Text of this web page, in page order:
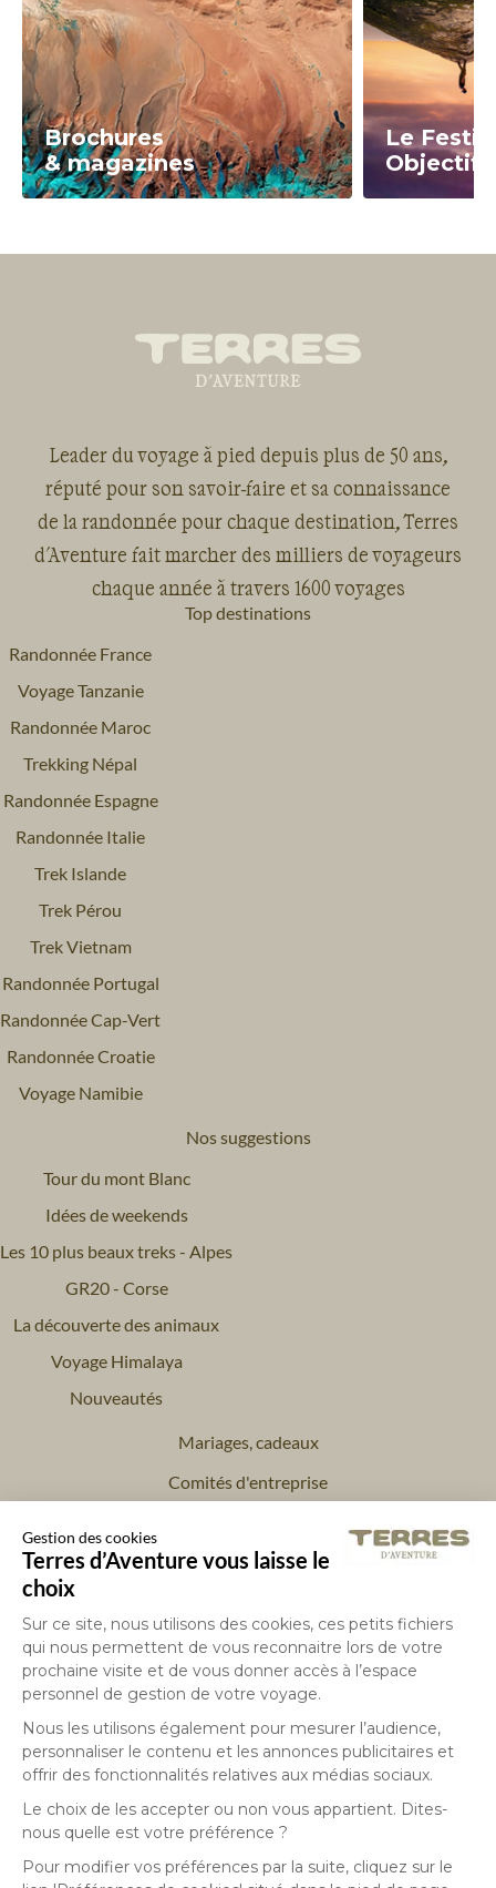
Gestion des cookies
Terres d’Aventure vous laisse le
choix
Sur ce site, nous utilisons des cookies, ces petits fichiers
qui nous permettent de vous reconnaitre lors de votre
prochaine visite et de vous donner accès à l’espace
personnel de gestion de votre voyage.
Nous les utilisons également pour mesurer l’audience,
personnaliser le contenu et les annonces publicitaires et
offrir des fonctionnalités relatives aux médias sociaux.
Le choix de les accepter ou non vous appartient. Dites-
nous quelle est votre préférence ?
Pour modifier vos préférences par la suite, cliquez sur le
Brochures
& magazines
Le
Objectif
Leader du voyage à pied depuis plus de 50 ans,
réputé pour son savoir-faire et sa connaissance
de la randonnée pour chaque destination, Terres
d'Aventure fait marcher des milliers de voyageurs
chaque année à travers 1600 voyages
Top destinations
Randonnée France
Voyage Tanzanie
Randonnée Maroc
Trekking Népal
Randonnée Espagne
Randonnée Italie
Trek Islande
Trek Pérou
Trek Vietnam
Randonnée Portugal
Randonnée Cap-Vert
Randonnée Croatie
Voyage Namibie
Nos suggestions
Tour du mont Blanc
Idées de weekends
Les 10 plus beaux treks - Alpes
GR20 - Corse
La découverte des animaux
Voyage Himalaya
Nouveautés
Mariages, cadeaux
Comités d'entreprise
FacebookInstagramYoutube
Mentions légales Conditions de vente